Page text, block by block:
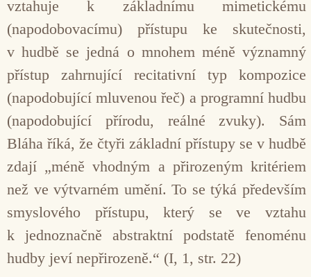
vztahuje k základnímu mimetickému
(napodobovacímu) přístupu ke skutečnosti,
v hudbě se jedná o mnohem méně významný
přístup zahrnující recitativní typ kompozice
(napodobující mluvenou řeč) a programní hudbu
(napodobující přírodu, reálné zvuky). Sám
Bláha říká, že čtyři základní přístupy se v hudbě
zdají „méně vhodným a přirozeným kritériem
než ve výtvarném umění. To se týká především
smyslového přístupu, který se ve vztahu
k jednoznačně abstraktní podstatě fenoménu
hudby jeví nepřirozeně.“ (I, 1, str. 22)